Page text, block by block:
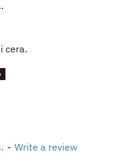
- Write a review
cera.
stivali, borse,